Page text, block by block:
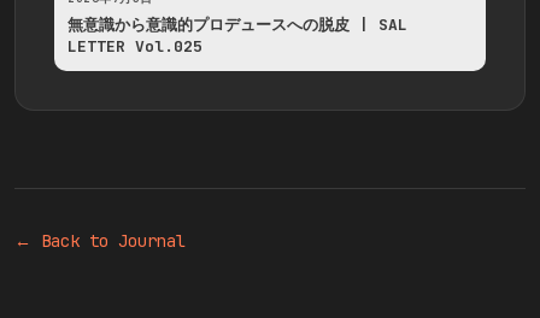
無意識から意識的プロデュースへの脱皮 | SAL
LETTER Vol.025
← Back to Journal